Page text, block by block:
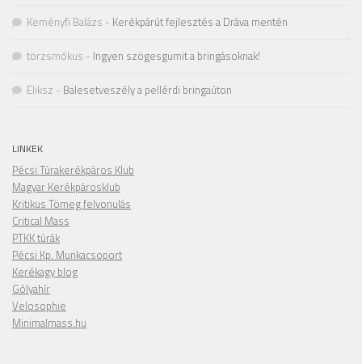
Keményfi Balázs - Kerékpárút fejlesztés a Dráva mentén
törzsmókus - Ingyen szögesgumit a bringásoknak!
Eliksz - Balesetveszély a pellérdi bringaúton
LINKEK
Pécsi Túrakerékpáros Klub
Magyar Kerékpárosklub
Kritikus Tömeg felvonulás
Critical Mass
PTKK túrák
Pécsi Kp. Munkacsoport
Kerékagy blog
Gólyahír
Velosophie
Minimalmass.hu